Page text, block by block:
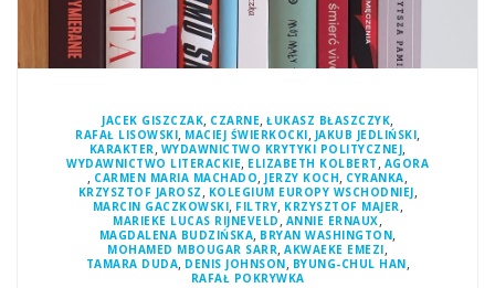
JACEK GISZCZAK, CZARNE, ŁUKASZ BŁASZCZYK,
RAFAŁ LISOWSKI, MACIEJ ŚWIERKOCKI, JAKUB JEDLIŃSKI,
KARAKTER, WYDAWNICTWO KRYTYKI POLITYCZNEJ,
WYDAWNICTWO LITERACKIE, ELIZABETH KOLBERT , AGORA
, CARMEN MARIA MACHADO, JERZY KOCH, CYRANKA,
KRZYSZTOF JAROSZ , KOLEGIUM EUROPY WSCHODNIEJ,
MARCIN GACZKOWSKI, FILTRY, KRZYSZTOF MAJER,
MARIEKE LUCAS RIJNEVELD , ANNIE ERNAUX,
MAGDALENA BUDZIŃSKA, BRYAN WASHINGTON,
MOHAMED MBOUGAR SARR,AKWAEKE EMEZI,
TAMARA DUDA, DENIS JOHNSON, BYUNG-CHUL HAN,
RAFAŁ POKRYWKA